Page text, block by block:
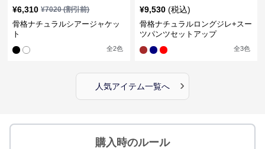
¥6,310 ¥7020(割引前)
骨格ナチュラルシアージャケッ
ト
全2色
¥9,530 (税込)
骨格ナチュラルロングジレ+スー
ツパンツセットアップ
全3色
人気アイテム一覧へ ›
購入時のルール